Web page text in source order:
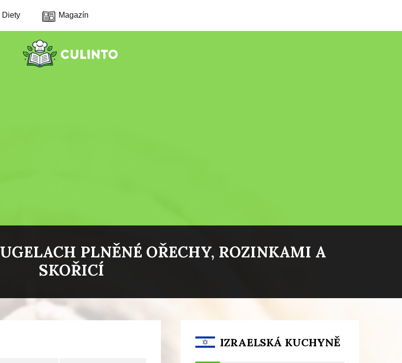
Diety Magazín
PLNĚNÉ OŘECHY, ROZINKAMI A
SKOŘICÍ
IZRAELSKÁ KUCHYNĚ